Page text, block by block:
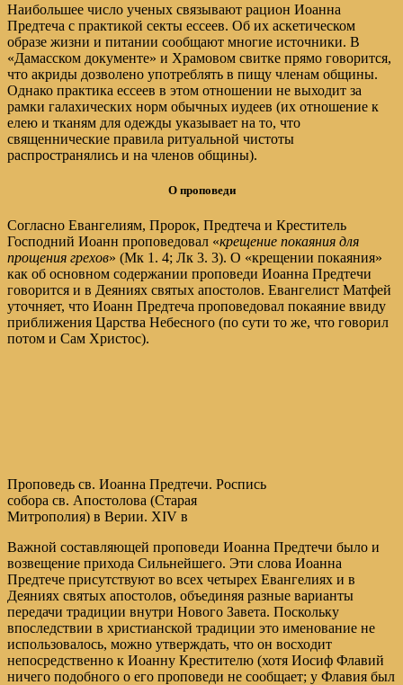
Наибольшее число ученых связывают рацион Иоанна
Предтеча с практикой секты ессеев. Об их аскетическом
образе жизни и питании сообщают многие источники. В
«Дамасском документе» и Храмовом свитке прямо говорится,
что акриды дозволено употреблять в пищу членам общины.
Однако практика ессеев в этом отношении не выходит за
рамки галахических норм обычных иудеев (их отношение к
елею и тканям для одежды указывает на то, что
священнические правила ритуальной чистоты
распространялись и на членов общины).
О проповеди
Согласно Евангелиям, Пророк, Предтеча и Креститель
Господний Иоанн проповедовал «крещение покаяния для
прощения грехов» (Мк 1. 4; Лк 3. 3). О «крещении покаяния»
как об основном содержании проповеди Иоанна Предтечи
говорится и в Деяниях святых апостолов. Евангелист Матфей
уточняет, что Иоанн Предтеча проповедовал покаяние ввиду
приближения Царства Небесного (по сути то же, что говорил
потом и Сам Христос).
Проповедь св. Иоанна Предтечи. Роспись
собора св. Апостолова (Старая
Митрополия) в Верии. XIV в
Важной составляющей проповеди Иоанна Предтечи было и
возвещение прихода Сильнейшего. Эти слова Иоанна
Предтече присутствуют во всех четырех Евангелиях и в
Деяниях святых апостолов, объединяя разные варианты
передачи традиции внутри Нового Завета. Поскольку
впоследствии в христианской традиции это именование не
использовалось, можно утверждать, что он восходит
непосредственно к Иоанну Крестителю (хотя Иосиф Флавий
ничего подобного о его проповеди не сообщает; у Флавия был